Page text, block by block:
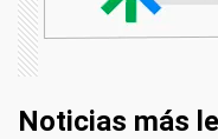
Noticias más